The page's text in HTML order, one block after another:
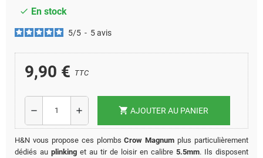
check En stock
5/5 - 5avis
9,90 € TTC
remove add shopping_cart AJOUTER AU PANIER
H&N vous propose ces plombsCrow Magnum plus particulièrement
dédiés au plinking et au tir de loisir en calibre 5.5mm. Ils disposent